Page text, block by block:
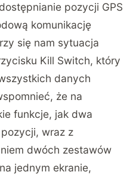
pozycji GPS
komunikację
się nam sytuacja
Kill Switch, który
danych
że na
funkcje, jak dwa
wraz z
dwóch zestawów
jednym ekranie,